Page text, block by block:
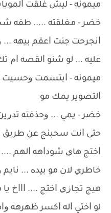
ﻣﻴﻤﻮﻧﻪ - ﻟﻴﺶ ﻏﻠﻘﺖ
ﺧﻀﺮ - ﻣﻐﻠﻘﺘﻪ ..... ﻃﻔﻪ
ﺍﻧﺠﺮﺣﺖ ﺟﻨﺖ ﺍﻋﻘﻢ ﺑﻴﻬﻪ
ﻋﻠﻴﻪ ... ﻟﻮ ﺷﻨﻮ ﺍﻟﻘﺼﻪ ﺍﻡ
ﻣﻴﻤﻮﻧﻪ - ﺍﺑﺘﺴﻤﺖ ﻭﺣﺴﻴﺖ
ﺍﻟﺘﺼﻮﻳﺮ ﻳﻤﻚ ﻣﻮ
ﺧﻀﺮ - ﻳﻤﻲ ... ﻭﺣﺬﻓﺘﻪ ﺗﺪﺭﻳﻦ
ﺣﺘﻰ ﺍﻧﺖ ﺳﺤﺒﻨﺞ ﻋﻦ ﻃﺮﻳﻖ
ﺍﺧﺘﺞ ﻫﺎﻱ ﺷﻮﺩﺍﻫﻪ ﺍﻟﻬﻢ ....
ﺧﺎﻃﺮﻱ ﻻﻥ ﻣﻮ ﺑﻴﺪﻩ ...
ﻫﻴﺞ ﺗﺠﺎﺯﻱ ﺍﺧﺘﺞ .... ﺍﺍﺍﺥ ﻳﺎ
ﻟﻮ ﺍﺧﺘﻲ ﺍﻟﻪ ﺍﻛﺴﺮ ﻇﻬﺮﻫﻪ